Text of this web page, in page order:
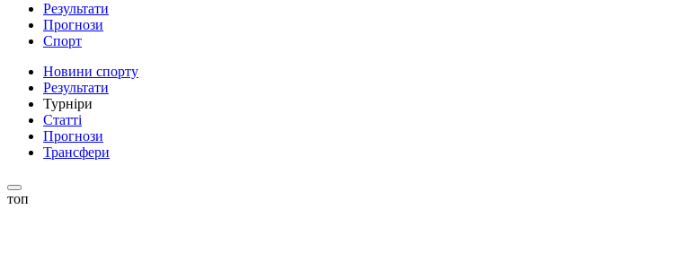
Результати
Прогнози
Спорт
Новини спорту
Результати
Турніри
Статті
Прогнози
Трансфери
топ